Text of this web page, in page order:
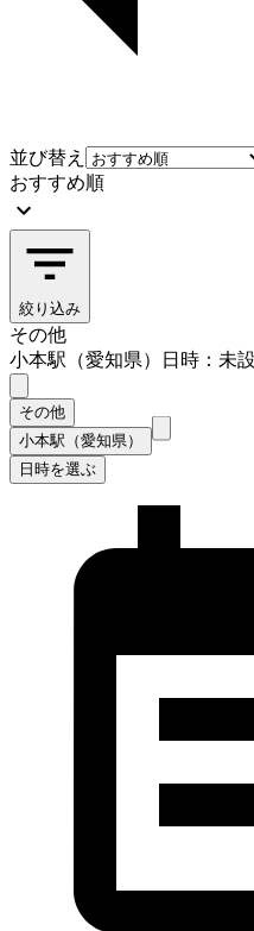
並び替え
おすすめ順
絞り込み
その他
小本駅（愛知県）
日時：未
その他
小本駅（愛知県）
日時を選ぶ